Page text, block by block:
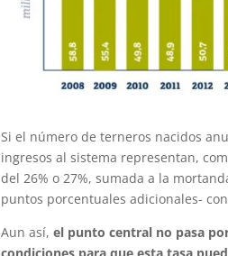
Si el número de terneros nacidos
ingresos al sistema representan,
del 26% o 27%, sumada a la
puntos porcentuales adicionales-
Aun así,el punto central no pasa